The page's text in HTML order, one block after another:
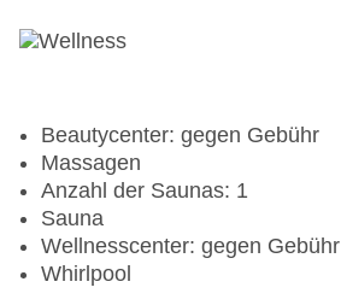
Beautycenter: gegen Gebühr
Massagen
Anzahl der Saunas: 1
Sauna
Wellnesscenter: gegen Gebühr
Whirlpool